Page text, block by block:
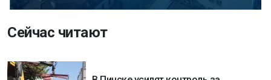
Сейчас читают